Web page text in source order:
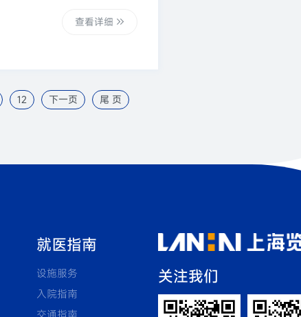
查看详细
12 下一页 尾 页
就医指南
设施服务
入院指南
交通指南
关注我们